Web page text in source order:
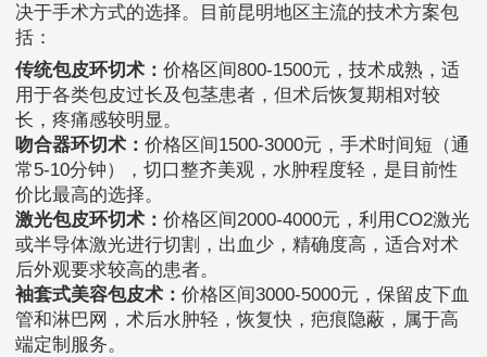
决于手术方式的选择。目前昆明地区主流的技术方案包
括：
传统包皮环切术： 价格区间800-1500元，技术成熟，适
用于各类包皮过长及包茎患者，但术后恢复期相对较
长，疼痛感较明显。
吻合器环切术： 价格区间1500-3000元，手术时间短（通
常5-10分钟），切口整齐美观，水肿程度轻，是目前性
价比最高的选择。
激光包皮环切术： 价格区间2000-4000元，利用CO2激光
或半导体激光进行切割，出血少，精确度高，适合对术
后外观要求较高的患者。
袖套式美容包皮术： 价格区间3000-5000元，保留皮下血
管和淋巴网，术后水肿轻，恢复快，疤痕隐蔽，属于高
端定制服务。